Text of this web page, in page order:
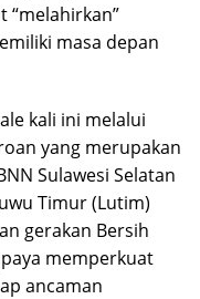
“melahirkan”
masa depan
kali ini melalui
yang merupakan
Sulawesi Selatan
Timur (Lutim)
gerakan Bersih
memperkuat
ancaman